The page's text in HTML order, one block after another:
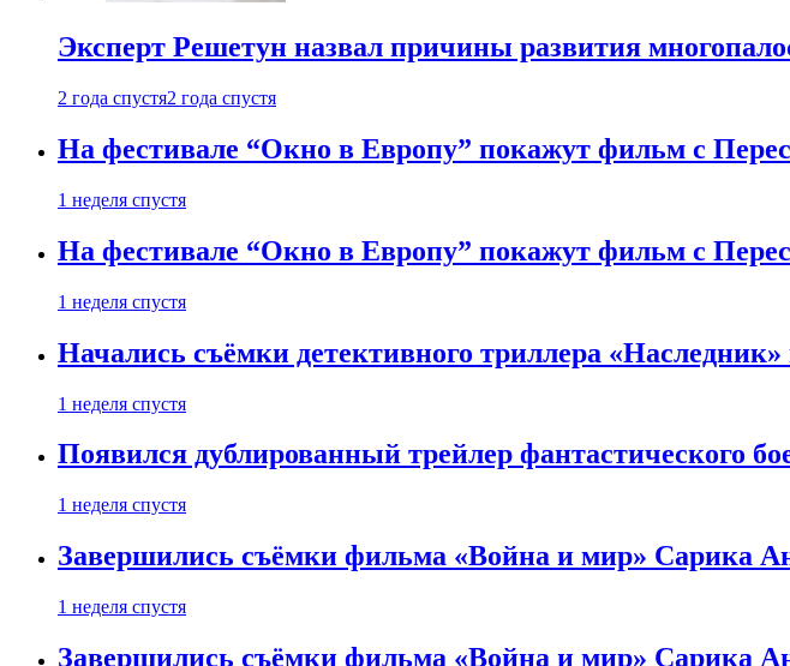
Эксперт Решетун назвал причины развития
2 года спустя2 года спустя
На фестивале “Окно в Европу” покажут фильм с
1 неделя спустя
На фестивале “Окно в Европу” покажут фильм с
1 неделя спустя
Начались съёмки детективного триллера
1 неделя спустя
Появился дублированный трейлер фантастического
1 неделя спустя
Завершились съёмки фильма «Война и мир» Сарика
1 неделя спустя
Завершились съёмки фильма «Война и мир» Сарика